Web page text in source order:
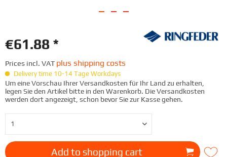
€61.88 *
Prices incl. VAT plus shipping costs
Delivery time 10-14 Tage Workdays
Um eine Vorschau Ihrer Versandkosten für Ihr Land zu erhalten,
legen Sie den Artikel bitte in den Warenkorb. Die Versandkosten
werden dort angezeigt, schon bevor Sie zur Kasse gehen.
Add to shopping cart